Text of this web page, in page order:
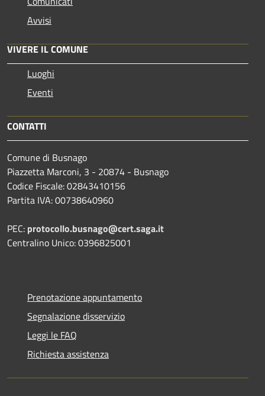
Avvisi
VIVERE IL COMUNE
Luoghi
Eventi
CONTATTI
Comune di Busnago
Piazzetta Marconi, 3 - 20874 - Busnago
Codice Fiscale: 02843410156
Partita IVA: 00738640960
PEC: protocollo.busnago@cert.saga.it
Centralino Unico: 0396825001
Prenotazione appuntamento
Segnalazione disservizio
Leggi le FAQ
Richiesta assistenza